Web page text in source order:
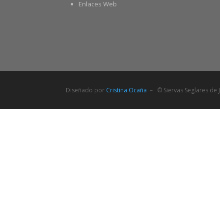
Enlaces Web
Diseñado por Cristina Ocaña – © Siervas Seglares de